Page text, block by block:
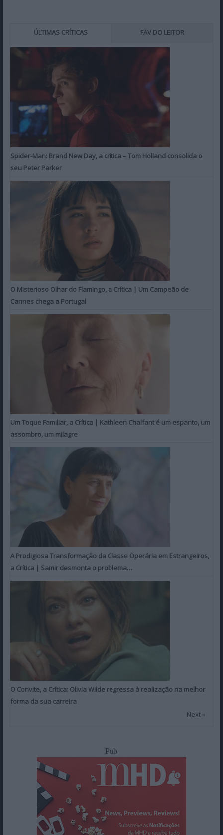
ÚLTIMAS CRÍTICAS FAV DO LEITOR
Spider-Man: Brand New Day, a crítica – Tom Holland consolida o
seu Peter Parker
O Misterioso Olhar do Flamingo, a Crítica | Um Campeão de
Cannes chega a Portugal
Um Toque Familiar, a Crítica | Kathleen Chalfant é um espanto, um
assombro, um milagre
A Prodigiosa Transformação da Classe Operária em Estrangeiros,
a Crítica | Samir desmonta o problema…
O Convite, a Crítica: Olivia Wilde regressa à realização na melhor
forma da sua carreira
Next »
Pub